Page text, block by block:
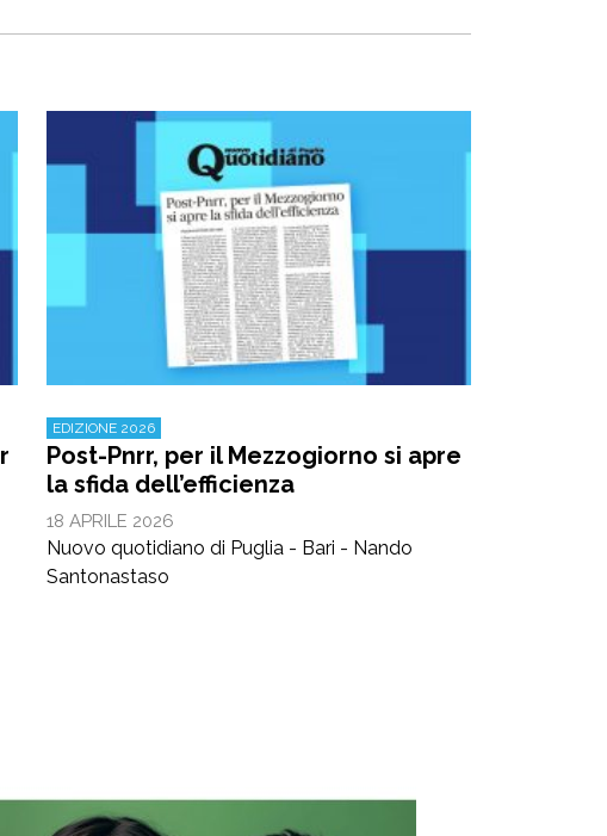
EDIZIONE 2026
Post-Pnrr, per il Mezzogiorno si apre
la sfida dell’efficienza
18 APRILE 2026
Nuovo quotidiano di Puglia - Bari - Nando
Santonastaso